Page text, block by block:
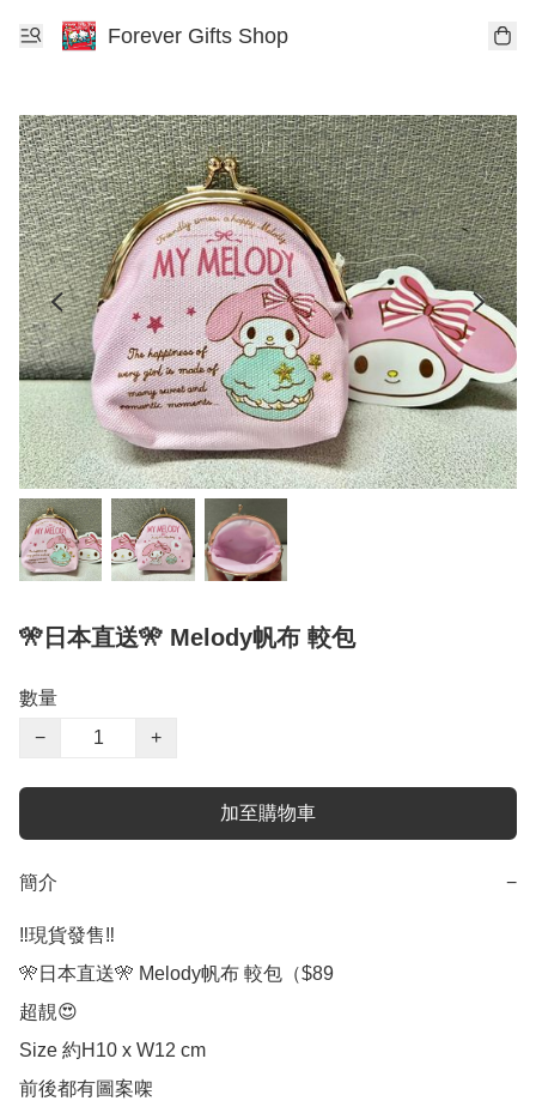
Forever Gifts Shop
🎌日本直送🎌 Melody帆布 較包
數量
−
+
加至購物車
簡介 −
‼️現貨發售‼️
🎌日本直送🎌 Melody帆布 較包（$89
超靚😍
Size 約H10 x W12 cm
前後都有圖案㗎